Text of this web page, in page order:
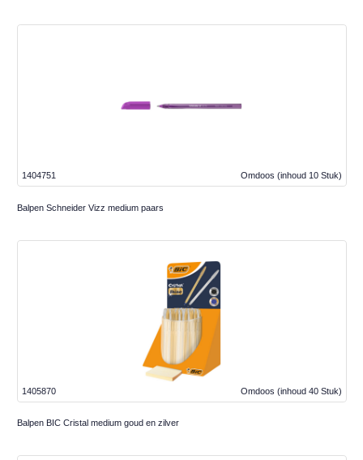
Omdoos (inhoud 10 Stuk)
1404751
Balpen Schneider Vizz medium paars
Omdoos (inhoud 40 Stuk)
1405870
Balpen BIC Cristal medium goud en zilver